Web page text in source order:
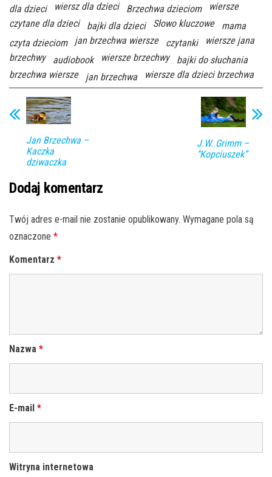
dla dzieci
wiersz dla dzieci Brzechwa dzieciom
wiersze
czytane dla dzieci
bajki dla dzieci Słowo kluczowe
mama
czyta dzieciom
jan brzechwa wiersze czytanki
wiersze jana
brzechwy
audiobook wiersze brzechwy
bajki do słuchania
brzechwa wiersze
jan brzechwa wiersze dla dzieci brzechwa
Jan Brzechwa –
Kaczka
dziwaczka
J.W. Grimm –
“Kopciuszek”
Dodaj komentarz
Twój adres e-mail nie zostanie opublikowany. Wymagane pola są
oznaczone *
Komentarz *
Nazwa *
E-mail *
Witryna internetowa